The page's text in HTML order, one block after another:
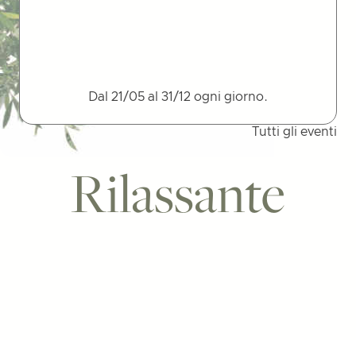
Dal 21/05 al 31/12 ogni giorno.
Tutti gli eventi
Rilassante